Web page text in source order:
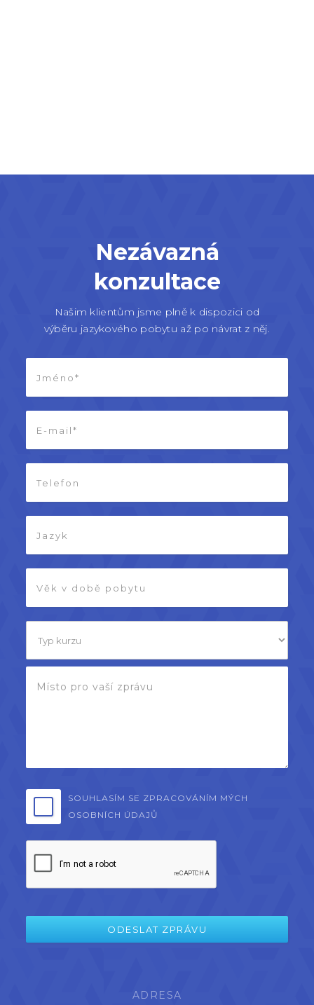
Nezávazná
konzultace
Našim klientům jsme plně k dispozici od
výběru jazykového pobytu až po návrat z něj.
SOUHLASÍM SE ZPRACOVÁNÍM MÝCH
OSOBNÍCH ÚDAJŮ
ADRESA